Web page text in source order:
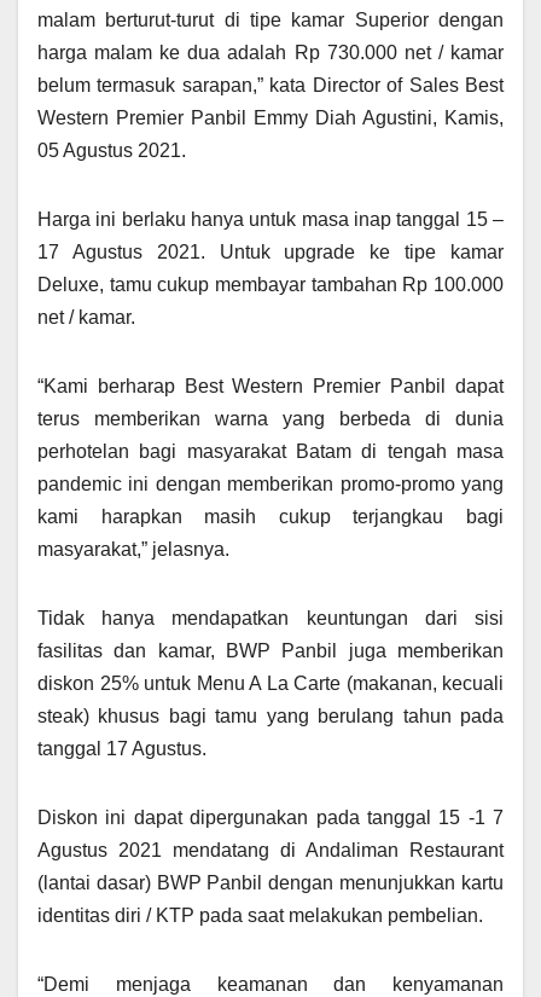
malam berturut-turut di tipe kamar Superior dengan
harga malam ke dua adalah Rp 730.000 net / kamar
belum termasuk sarapan,” kata Director of Sales Best
Western Premier Panbil Emmy Diah Agustini, Kamis,
05 Agustus 2021.
Harga ini berlaku hanya untuk masa inap tanggal 15 –
17 Agustus 2021. Untuk upgrade ke tipe kamar
Deluxe, tamu cukup membayar tambahan Rp 100.000
net / kamar.
“Kami berharap Best Western Premier Panbil dapat
terus memberikan warna yang berbeda di dunia
perhotelan bagi masyarakat Batam di tengah masa
pandemic ini dengan memberikan promo-promo yang
kami harapkan masih cukup terjangkau bagi
masyarakat,” jelasnya.
Tidak hanya mendapatkan keuntungan dari sisi
fasilitas dan kamar, BWP Panbil juga memberikan
diskon 25% untuk Menu A La Carte (makanan, kecuali
steak) khusus bagi tamu yang berulang tahun pada
tanggal 17 Agustus.
Diskon ini dapat dipergunakan pada tanggal 15 -1 7
Agustus 2021 mendatang di Andaliman Restaurant
(lantai dasar) BWP Panbil dengan menunjukkan kartu
identitas diri / KTP pada saat melakukan pembelian.
“Demi menjaga keamanan dan kenyamanan